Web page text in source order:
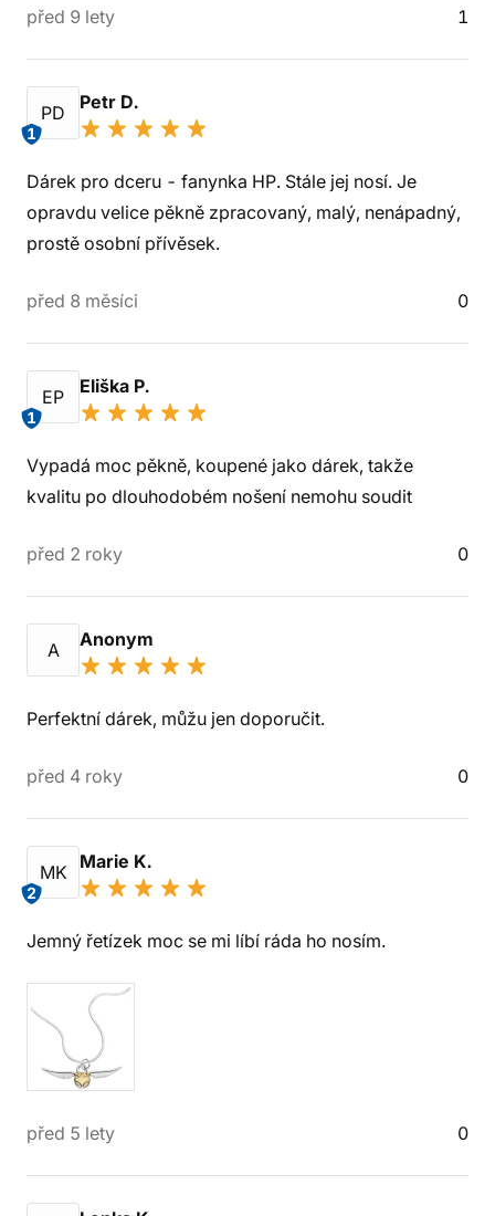
před 9 lety 1
PD
1
Petr D.
Dárek pro dceru - fanynka HP. Stále jej nosí. Je
opravdu velice pěkně zpracovaný, malý, nenápadný,
prostě osobní přívěsek.
před 8 měsíci 0
EP
1
Eliška P.
Vypadá moc pěkně, koupené jako dárek, takže
kvalitu po dlouhodobém nošení nemohu soudit
před 2 roky 0
A Anonym
Perfektní dárek, můžu jen doporučit.
před 4 roky 0
MK
2
Marie K.
Jemný řetízek moc se mi líbí ráda ho nosím.
před 5 lety 0